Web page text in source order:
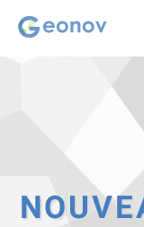
page
d'accueil